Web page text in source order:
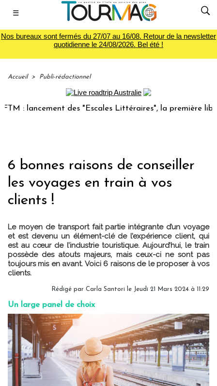
☰
Nos bureaux sont fermés du 27/07 au 16/08. Retour de la newsletter
quotidienne le 24/08/2026. Bel été !
Accueil > Publi-rédactionnel
lancement des "Escales Littéraires", la première librairie
6 bonnes raisons de conseiller
les voyages en train à vos
clients !
Le moyen de transport fait partie intégrante d’un voyage
et est devenu un élément-clé de l’expérience client, qui
est au cœur de l’industrie touristique. Aujourd’hui, le train
possède des atouts majeurs, mais ceux-ci ne sont pas
toujours mis en avant. Voici 6 raisons de le proposer à vos
clients.
Rédigé par Carla Santori le Jeudi 21 Mars 2024 à 11:29
Un large panel de choix